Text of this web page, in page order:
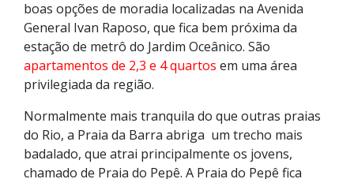
boas opções de moradia localizadas na Avenida
General Ivan Raposo, que fica bem próxima da
estação de metrô do Jardim Oceânico. São
apartamentos de 2,3 e 4 quartos em uma área
privilegiada da região.
Normalmente mais tranquila do que outras praias
do Rio, a Praia da Barra abriga um trecho mais
badalado, que atrai principalmente os jovens,
chamado de Praia do Pepê. A Praia do Pepê fica